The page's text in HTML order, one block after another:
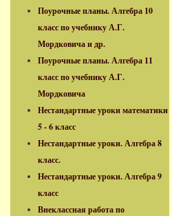
Поурочные планы. Алгебра 10
класс по учебнику А.Г.
Мордковича и др.
Поурочные планы. Алгебра 11
класс по учебнику А.Г.
Мордковича
Нестандартные уроки математики
5 - 6 класс
Нестандартные уроки. Алгебра 8
класс.
Нестандартные уроки. Алгебра 9
класс
Внеклассная работа по